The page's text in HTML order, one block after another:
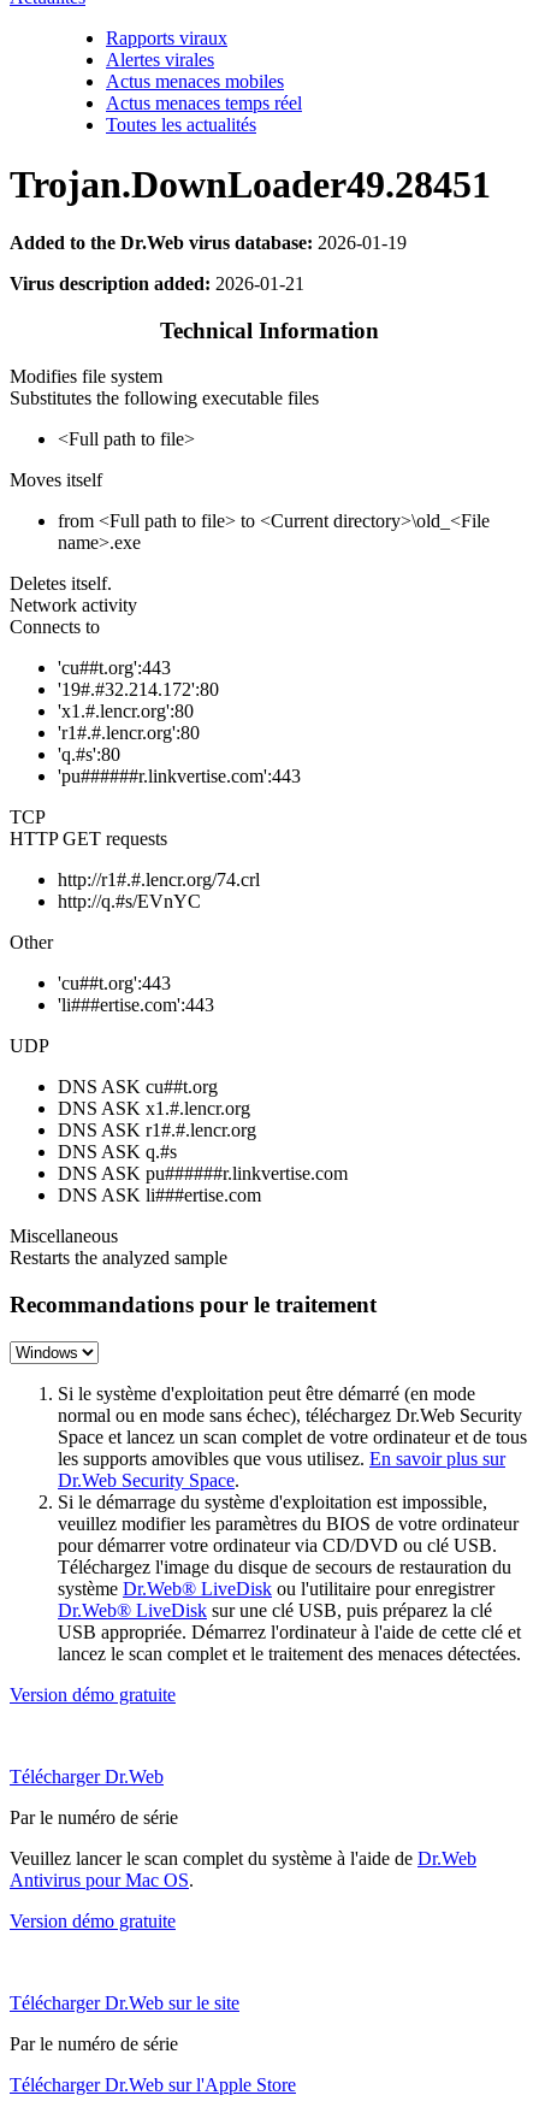
Rapports viraux
Alertes virales
Actus menaces mobiles
Actus menaces temps réel
Toutes les actualités
Trojan.DownLoader49.28451
Added to the Dr.Web virus database: 2026-01-19
Virus description added: 2026-01-21
Technical Information
Modifies file system
Substitutes the following executable files
<Full path to file>
Moves itself
from <Full path to file> to <Current directory>\old_<File
name>.exe
Deletes itself.
Network activity
Connects to
'cu##t.org':443
'19#.#32.214.172':80
'x1.#.lencr.org':80
'r1#.#.lencr.org':80
'q.#s':80
'pu######r.linkvertise.com':443
TCP
HTTP GET requests
http://r1#.#.lencr.org/74.crl
http://q.#s/EVnYC
Other
'cu##t.org':443
'li###ertise.com':443
UDP
DNS ASK cu##t.org
DNS ASK x1.#.lencr.org
DNS ASK r1#.#.lencr.org
DNS ASK q.#s
DNS ASK pu######r.linkvertise.com
DNS ASK li###ertise.com
Miscellaneous
Restarts the analyzed sample
Recommandations pour le traitement
Si le système d'exploitation peut être démarré (en mode
normal ou en mode sans échec), téléchargez Dr.Web Security
Space et lancez un scan complet de votre ordinateur et de tous
les supports amovibles que vous utilisez. En savoir plus sur
Dr.Web Security Space.
Si le démarrage du système d'exploitation est impossible,
veuillez modifier les paramètres du BIOS de votre ordinateur
pour démarrer votre ordinateur via CD/DVD ou clé USB.
Téléchargez l'image du disque de secours de restauration du
système Dr.Web® LiveDisk ou l'utilitaire pour enregistrer
Dr.Web® LiveDisk sur une clé USB, puis préparez la clé
USB appropriée. Démarrez l'ordinateur à l'aide de cette clé et
lancez le scan complet et le traitement des menaces détectées.
Version démo gratuite
Télécharger Dr.Web
Par le numéro de série
Veuillez lancer le scan complet du système à l'aide de Dr.Web
Antivirus pour Mac OS.
Version démo gratuite
Télécharger Dr.Web sur le site
Par le numéro de série
Télécharger Dr.Web sur l'Apple Store